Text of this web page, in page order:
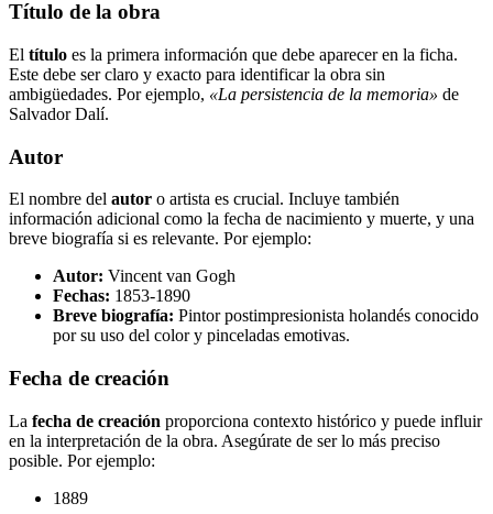
Título de la obra
El título es la primera información que debe aparecer en la ficha.
Este debe ser claro y exacto para identificar la obra sin
ambigüedades. Por ejemplo, «La persistencia de la memoria» de
Salvador Dalí.
Autor
El nombre del autor o artista es crucial. Incluye también
información adicional como la fecha de nacimiento y muerte, y una
breve biografía si es relevante. Por ejemplo:
Autor: Vincent van Gogh
Fechas: 1853-1890
Breve biografía: Pintor postimpresionista holandés conocido
por su uso del color y pinceladas emotivas.
Fecha de creación
La fecha de creación proporciona contexto histórico y puede influir
en la interpretación de la obra. Asegúrate de ser lo más preciso
posible. Por ejemplo:
1889